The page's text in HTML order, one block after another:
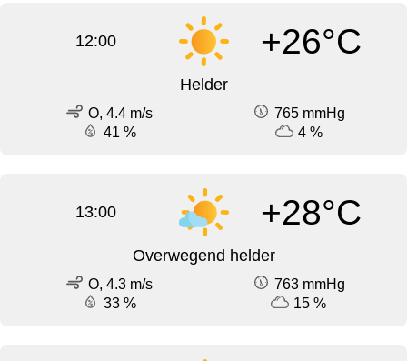
12:00 +26°C
Helder
O, 4.4 m/s
765 mmHg
41 %
4 %
13:00 +28°C
Overwegend helder
O, 4.3 m/s
763 mmHg
33 %
15 %